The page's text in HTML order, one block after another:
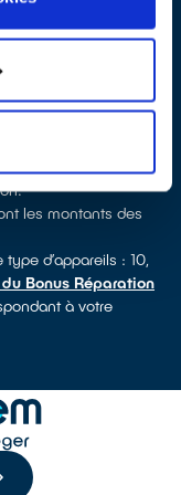
a obtenu le
QualiRépar.
Mazingarbe ?
les réparateurs
instantanément et
les montants des
d’appareils : 10,
Bonus Réparation
à votre